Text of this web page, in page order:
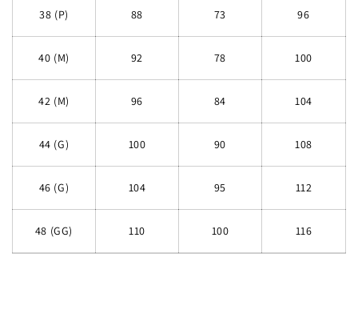
38 (P) 88 73 96
40 (M) 92 78 100
42 (M) 96 84 104
44 (G) 100 90 108
46 (G) 104 95 112
48 (GG) 110 100 116